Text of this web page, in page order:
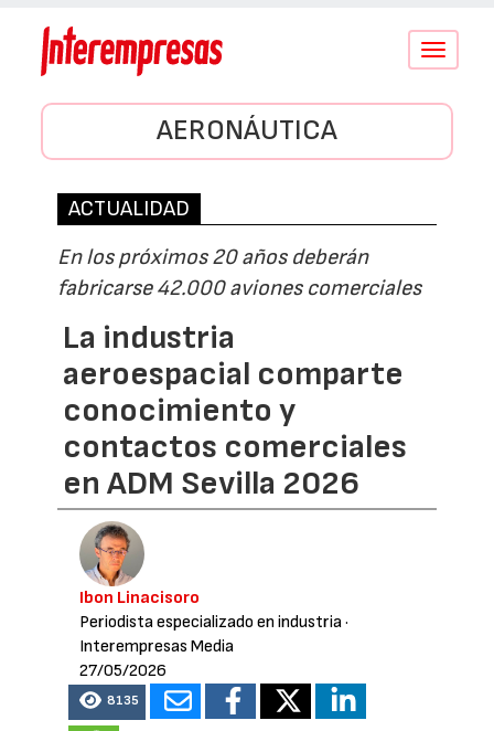
Conmutar
AERONÁUTICA
ACTUALIDAD
En los próximos 20 años deberán
fabricarse 42.000 aviones comerciales
La industria
aeroespacial comparte
conocimiento y
contactos comerciales
en ADM Sevilla 2026
Ibon Linacisoro
Periodista especializado en industria·
Interempresas Media
27/05/2026
8135